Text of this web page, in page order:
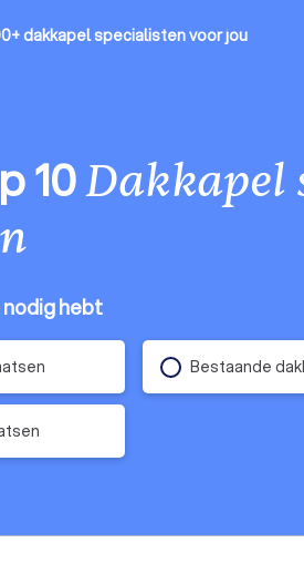
dakkapel specialistenvoor jou
10Dakkapel
hebt
Bestaande